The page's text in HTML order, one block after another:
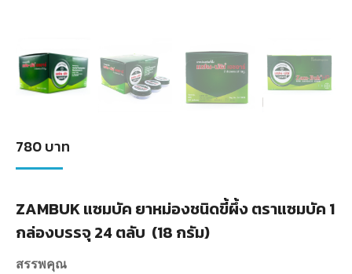
780บาท
ZAMBUK แซมบัค ยาหม่องชนิดขี้ผึ้ง ตราแซมบัค 1
กล่องบรรจุ 24 ตลับ (18 กรัม)
สรรพคุณ